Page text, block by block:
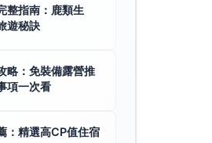
整指南：鹿類生
遊秘訣
略：免裝備露營推
項一次看
：精選高CP值住宿